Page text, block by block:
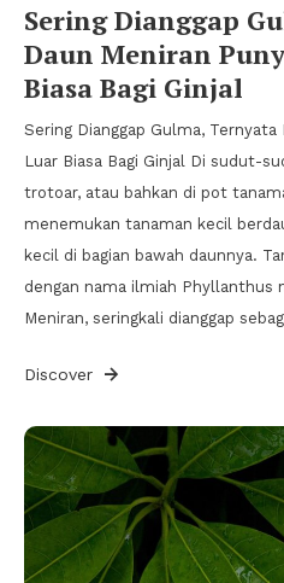
Sering Dianggap
Daun Meniran
Biasa Bagi Ginjal
Sering Dianggap Gulma,
Luar Biasa Bagi Ginjal Di sudut-
trotoar, atau bahkan di pot
menemukan tanaman kecil
kecil di bagian bawah daunnya.
dengan nama ilmiah Phyllanthus
Meniran, seringkali dianggap
Discover